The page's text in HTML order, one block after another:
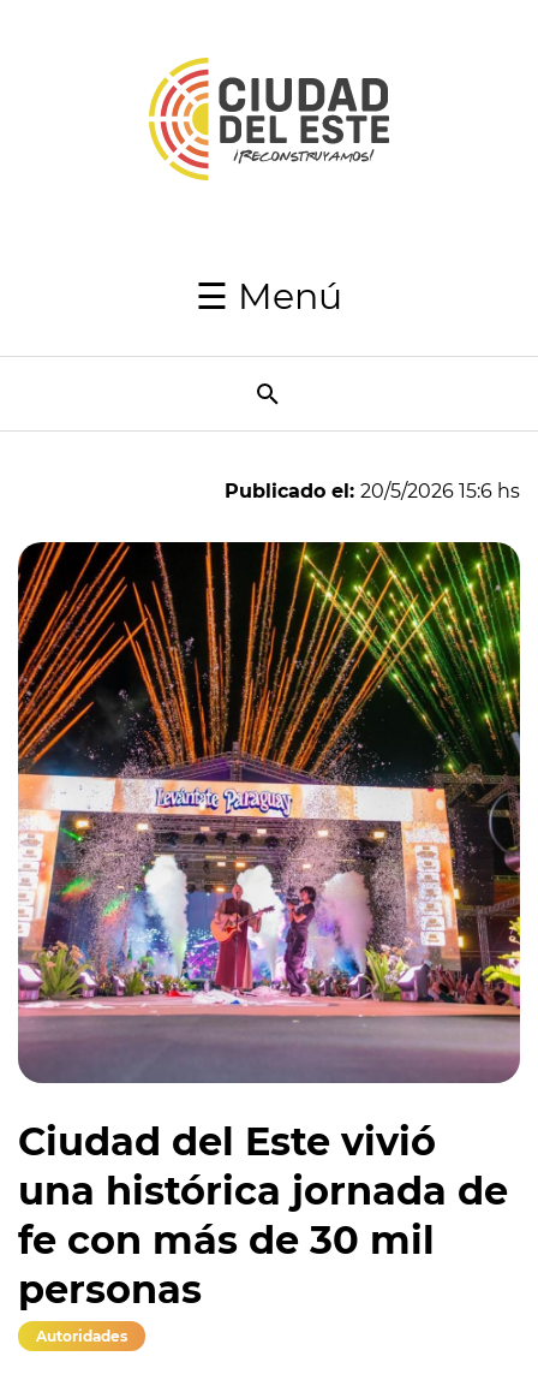
☰ Menú
Publicado el: 20/5/2026 15:6 hs
Ciudad del Este vivió
una histórica jornada de
fe con más de 30 mil
personas
Autoridades